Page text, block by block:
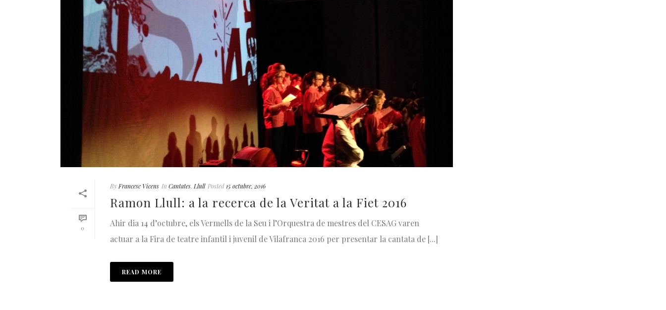
0
ByFrancesc Vicens In Cantates,Llull Posted 15 octubre, 2016
Ramon Llull: a la recerca de la Veritat a la Fiet 2016
Ahir dia 14 d’octubre, els Vermells de la Seu i l’Orquestra de mestres del CESAG varen
actuar a la Fira de teatre infantil i juvenil de Vilafranca 2016 per presentar la cantata de [...]
READ MORE